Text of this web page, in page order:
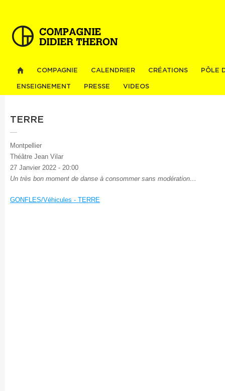
COMPAGNIE CALENDRIER CRÉATIONS PÔLE
ENSEIGNEMENT PRESSE VIDEOS
TERRE
Montpellier
Théâtre Jean Vilar
27 Janvier 2022 - 20:00
Un très bon moment de danse à consommer sans modération…
GONFLES/Véhicules - TERRE